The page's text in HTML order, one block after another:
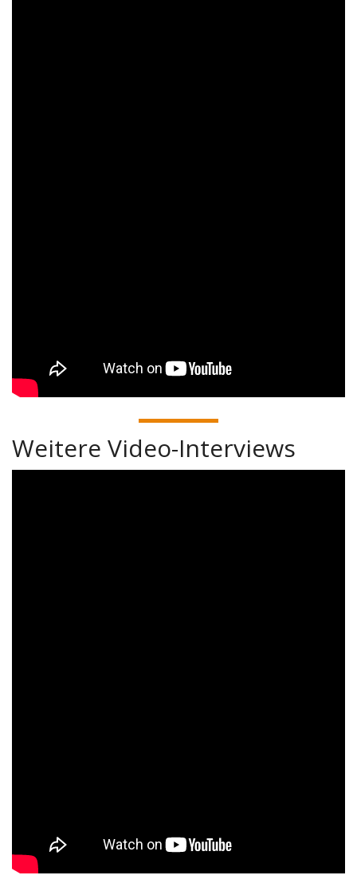
Weitere Video-Interviews